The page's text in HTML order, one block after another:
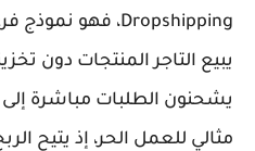
يبيع التاجر المنتجات دون
يشحنون الطلبات مباشرة إلى
مثالي للعمل الحر، إذ يتيح